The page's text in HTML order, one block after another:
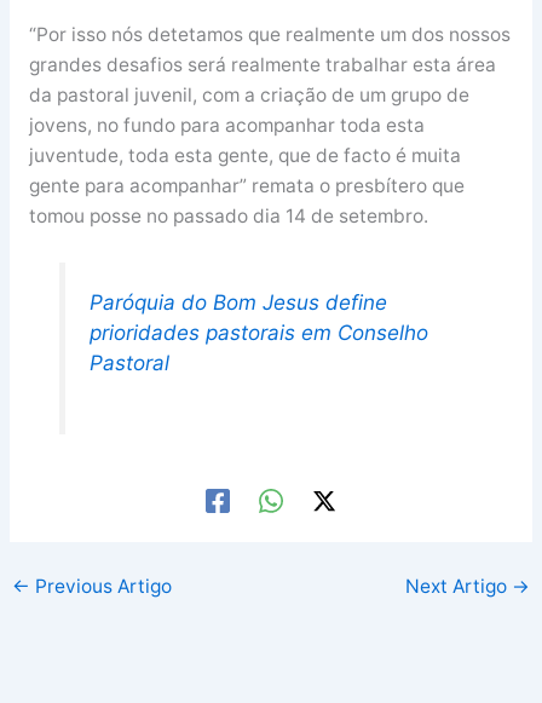
“Por isso nós detetamos que realmente um dos nossos
grandes desafios será realmente trabalhar esta área
da pastoral juvenil, com a criação de um grupo de
jovens, no fundo para acompanhar toda esta
juventude, toda esta gente, que de facto é muita
gente para acompanhar” remata o presbítero que
tomou posse no passado dia 14 de setembro.
Paróquia do Bom Jesus define
prioridades pastorais em Conselho
Pastoral
← Previous Artigo Next Artigo →